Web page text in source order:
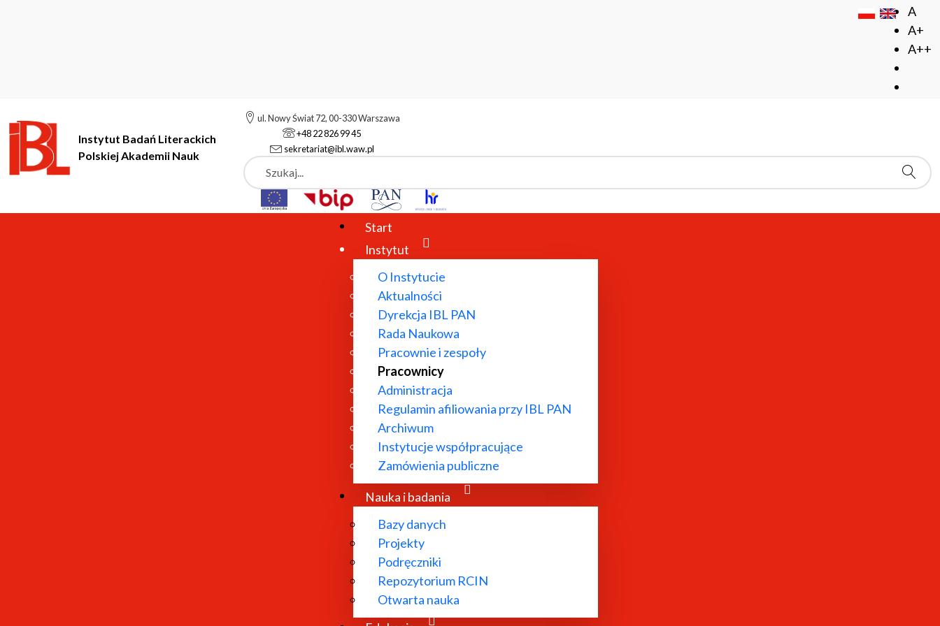
A
A+
A++
Instytut Badań Literackich
Polskiej Akademii Nauk
ul. Nowy Świat 72, 00-330 Warszawa
+48 22 826 99 45
sekretariat@ibl.waw.pl
Szukaj
Start
Instytut
O Instytucie
Aktualności
Dyrekcja IBL PAN
Rada Naukowa
Pracownie i zespoły
Pracownicy
Administracja
Regulamin afiliowania przy IBL PAN
Archiwum
Instytucje współpracujące
Zamówienia publiczne
Nauka i badania
Bazy danych
Projekty
Podręczniki
Repozytorium RCIN
Otwarta nauka
Instytut Badań Literackich Polskiej Akademii Nauk Instytut